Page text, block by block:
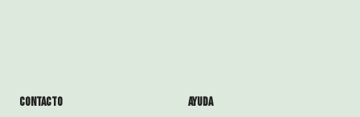
Contacto ayuda